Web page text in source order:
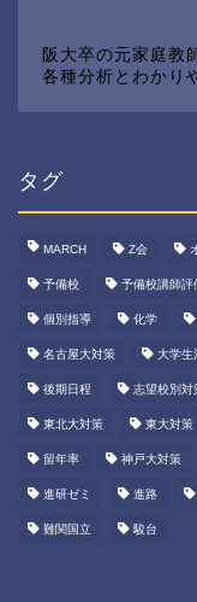
阪大卒の元家庭教
各種分析とわかり
タグ
MARCH Z会
予備校 予備校講師評
個別指導 化学
名古屋大対策 大学生
後期日程 志望校別対
東北大対策 東大対策
留年率 神戸大対策
進研ゼミ 進路
難関国立 駿台